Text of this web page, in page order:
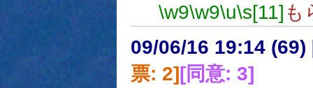
\w9\w9\u\s[11] も
09/06/16 19:14 (69)
票: 2][同意: 3]